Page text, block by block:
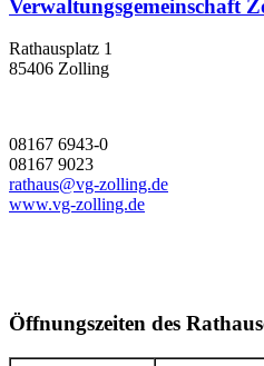
Verwaltungsgemeinschaft
Rathausplatz 1
85406 Zolling
08167 6943-0
08167 9023
rathaus@vg-zolling.de
www.vg-zolling.de
Öffnungszeiten des